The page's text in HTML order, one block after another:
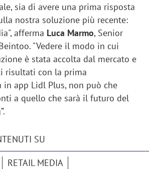
sia di avere una prima risposta
nostra soluzione più recente:
afferma Luca Marmo, Senior
"Vedere il modo in cui
è stata accolta dal mercato e
risultati con la prima
in app Lidl Plus, non può che
a quello che sarà il futuro del
SU
RETAIL MEDIA